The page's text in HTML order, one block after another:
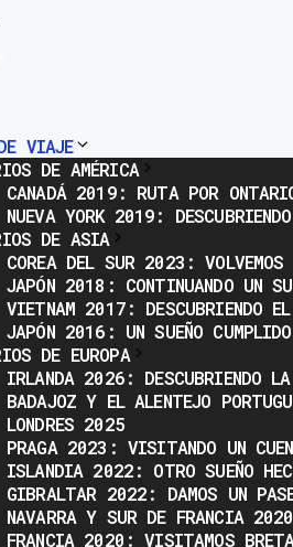
VIAJE
DE AMÉRICA
CANADÁ 2019: RUTA POR
NUEVA YORK 2019:
DE ASIA
COREA DEL SUR 2023:
JAPÓN 2018: CONTINUANDO UN
VIETNAM 2017: DESCUBRIENDO
JAPÓN 2016: UN SUEÑO CUMPLIDO
DE EUROPA
IRLANDA 2026: DESCUBRIENDO
BADAJOZ Y EL ALENTEJO
LONDRES 2025
PRAGA 2023: VISITANDO UN
ISLANDIA 2022: OTRO SUEÑO
GIBRALTAR 2022: DAMOS UN
NAVARRA Y SUR DE FRANCIA 2020
FRANCIA 2020: VISITAMOS